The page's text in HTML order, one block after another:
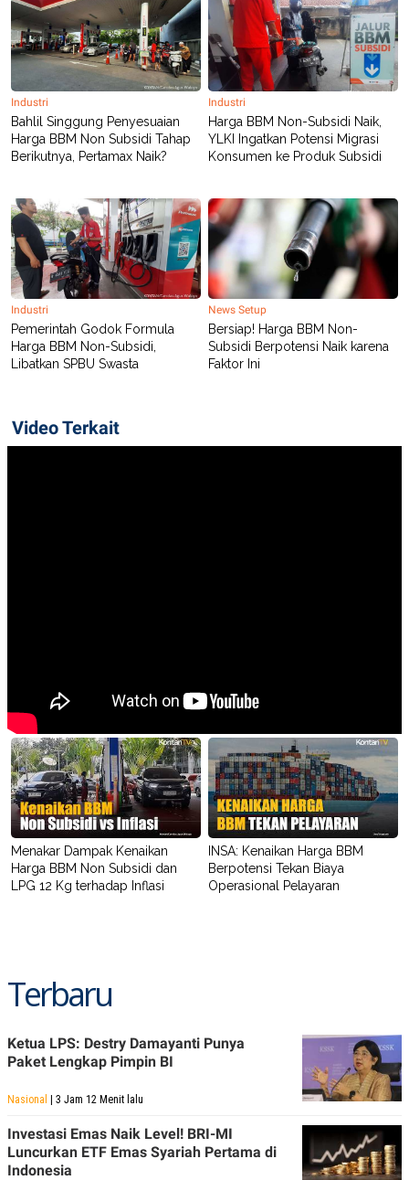
Industri
Bahlil Singgung Penyesuaian
Harga BBM Non Subsidi Tahap
Berikutnya, Pertamax Naik?
Industri
Harga BBM Non-Subsidi Naik,
YLKI Ingatkan Potensi Migrasi
Konsumen ke Produk Subsidi
Industri
Pemerintah Godok Formula
Harga BBM Non-Subsidi,
Libatkan SPBU Swasta
News Setup
Bersiap! Harga BBM Non-
Subsidi Berpotensi Naik karena
Faktor Ini
Video Terkait
Menakar Dampak Kenaikan
Harga BBM Non Subsidi dan
LPG 12 Kg terhadap Inflasi
INSA: Kenaikan Harga BBM
Berpotensi Tekan Biaya
Operasional Pelayaran
Terbaru
Ketua LPS: Destry Damayanti Punya
Paket Lengkap Pimpin BI
Nasional | 3 Jam 12 Menit lalu
Investasi Emas Naik Level! BRI-MI
Luncurkan ETF Emas Syariah Pertama di
Indonesia